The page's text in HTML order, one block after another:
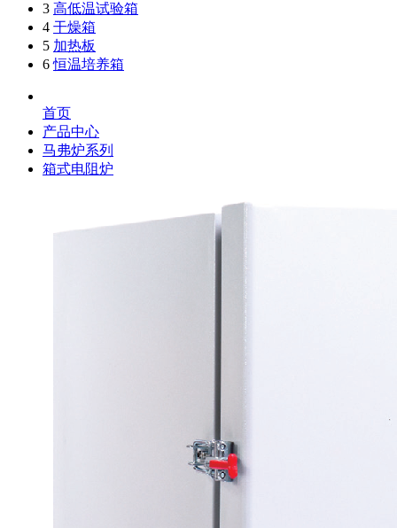
3 高低温试验箱
4 干燥箱
5 加热板
6 恒温培养箱
首页
产品中心
马弗炉系列
箱式电阻炉